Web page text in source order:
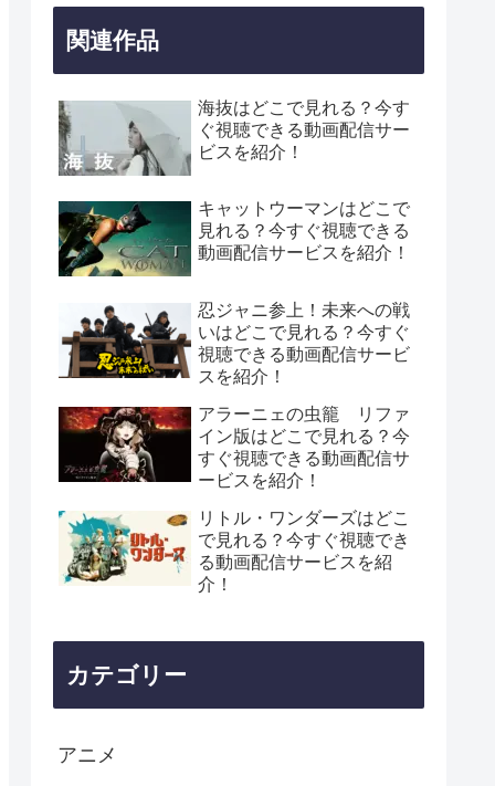
関連作品
海抜はどこで見れる？今す
ぐ視聴できる動画配信サー
ビスを紹介！
キャットウーマンはどこで
見れる？今すぐ視聴できる
動画配信サービスを紹介！
忍ジャニ参上！未来への戦
いはどこで見れる？今すぐ
視聴できる動画配信サービ
スを紹介！
アラーニェの虫籠 リファ
イン版はどこで見れる？今
すぐ視聴できる動画配信サ
ービスを紹介！
リトル・ワンダーズはどこ
で見れる？今すぐ視聴でき
る動画配信サービスを紹
介！
カテゴリー
アニメ